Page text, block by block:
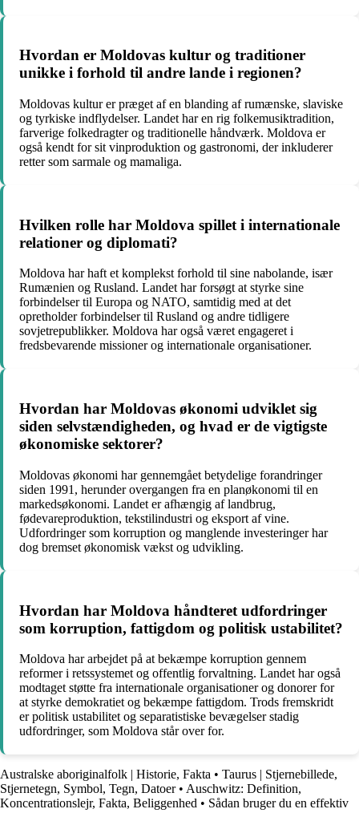
Hvordan er Moldovas kultur og traditioner
unikke i forhold til andre lande i regionen?
Moldovas kultur er præget af en blanding af rumænske, slaviske
og tyrkiske indflydelser. Landet har en rig folkemusiktradition,
farverige folkedragter og traditionelle håndværk. Moldova er
også kendt for sit vinproduktion og gastronomi, der inkluderer
retter som sarmale og mamaliga.
Hvilken rolle har Moldova spillet i internationale
relationer og diplomati?
Moldova har haft et komplekst forhold til sine nabolande, især
Rumænien og Rusland. Landet har forsøgt at styrke sine
forbindelser til Europa og NATO, samtidig med at det
opretholder forbindelser til Rusland og andre tidligere
sovjetrepublikker. Moldova har også været engageret i
fredsbevarende missioner og internationale organisationer.
Hvordan har Moldovas økonomi udviklet sig
siden selvstændigheden, og hvad er de vigtigste
økonomiske sektorer?
Moldovas økonomi har gennemgået betydelige forandringer
siden 1991, herunder overgangen fra en planøkonomi til en
markedsøkonomi. Landet er afhængig af landbrug,
fødevareproduktion, tekstilindustri og eksport af vine.
Udfordringer som korruption og manglende investeringer har
dog bremset økonomisk vækst og udvikling.
Hvordan har Moldova håndteret udfordringer
som korruption, fattigdom og politisk ustabilitet?
Moldova har arbejdet på at bekæmpe korruption gennem
reformer i retssystemet og offentlig forvaltning. Landet har også
modtaget støtte fra internationale organisationer og donorer for
at styrke demokratiet og bekæmpe fattigdom. Trods fremskridt
er politisk ustabilitet og separatistiske bevægelser stadig
udfordringer, som Moldova står over for.
Australske aboriginalfolk | Historie, Fakta • Taurus | Stjernebillede,
Stjernetegn, Symbol, Tegn, Datoer• Auschwitz: Definition,
Koncentrationslejr, Fakta, Beliggenhed • Sådan bruger du en effektiv